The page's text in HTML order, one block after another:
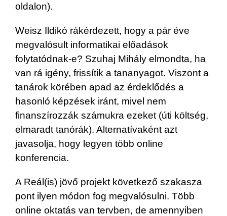
oldalon).
Weisz Ildikó rákérdezett, hogy a pár éve
megvalósult informatikai előadások
folytatódnak-e? Szuhaj Mihály elmondta, ha
van rá igény, frissítik a tananyagot. Viszont a
tanárok körében apad az érdeklődés a
hasonló képzések iránt, mivel nem
finanszírozzák számukra ezeket (úti költség,
elmaradt tanórák). Alternatívaként azt
javasolja, hogy legyen több online
konferencia.
A Reál(is) jövő projekt következő szakasza
pont ilyen módon fog megvalósulni. Több
online oktatás van tervben, de amennyiben